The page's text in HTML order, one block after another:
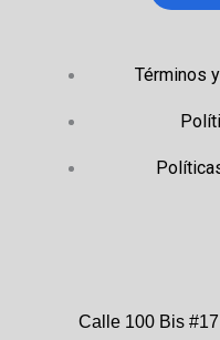
Términos
Calle 100 Bis